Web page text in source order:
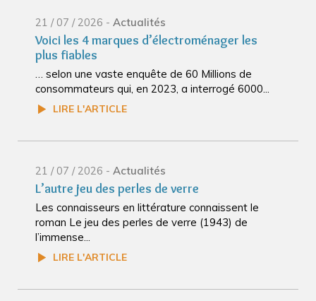
21 / 07 / 2026 - Actualités
Voici les 4 marques d’électroménager les
plus fiables
… selon une vaste enquête de 60 Millions de
consommateurs qui, en 2023, a interrogé 6000...
LIRE L'ARTICLE
21 / 07 / 2026 - Actualités
L’autre jeu des perles de verre
Les connaisseurs en littérature connaissent le
roman Le jeu des perles de verre (1943) de
l’immense...
LIRE L'ARTICLE